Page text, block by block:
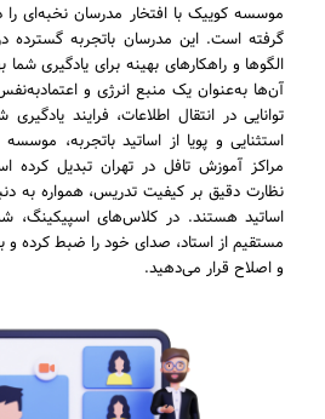
موسسه کوییک با افتخار مدرسان نخبه‌ای را
گرفته است. این مدرسان باتجربه گسترده
الگوها و راهکارهای بهینه برای یادگیری شما
آن‌ها به‌عنوان یک منبع انرژی و
توانایی در انتقال اطلاعات، فرایند
استثنایی و پویا از اساتید باتجربه،
مراکز آموزش تافل در تهران تبدیل
نظارت دقیق بر کیفیت تدریس، همواره به
اساتید هستند. در کلاس‌های اسپیکینگ،
مستقیم از استاد، صدای خود را ضبط کرده و
و اصلاح قرار می‌دهید.